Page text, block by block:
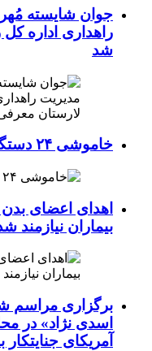
جوان شایسته
راهداری اداره
شد
خاموشی ۲۴ دستگاه ماینر فاقد مجوز در لامرد
اهدای اعضای
بیماران نیازمند
برگزاری مراسم
اسدی نژاد» در
آمریکای جنایتکار